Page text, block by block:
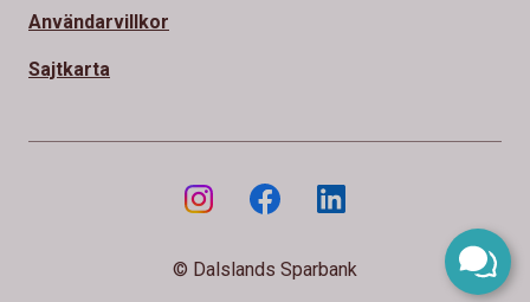
Användarvillkor
Sajtkarta
© Dalslands Sparbank